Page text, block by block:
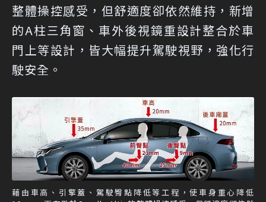
整體操控感受，但舒適度卻依然維持，新增
的A柱三角窗、車外後視鏡重設計整合於車
門上等設計，皆大幅提升駕駛視野，強化行
駛安全。
藉由車高、引擎蓋、駕駛臀點降低等工程，使車身重心降低